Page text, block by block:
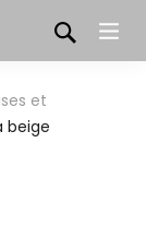
et
beige